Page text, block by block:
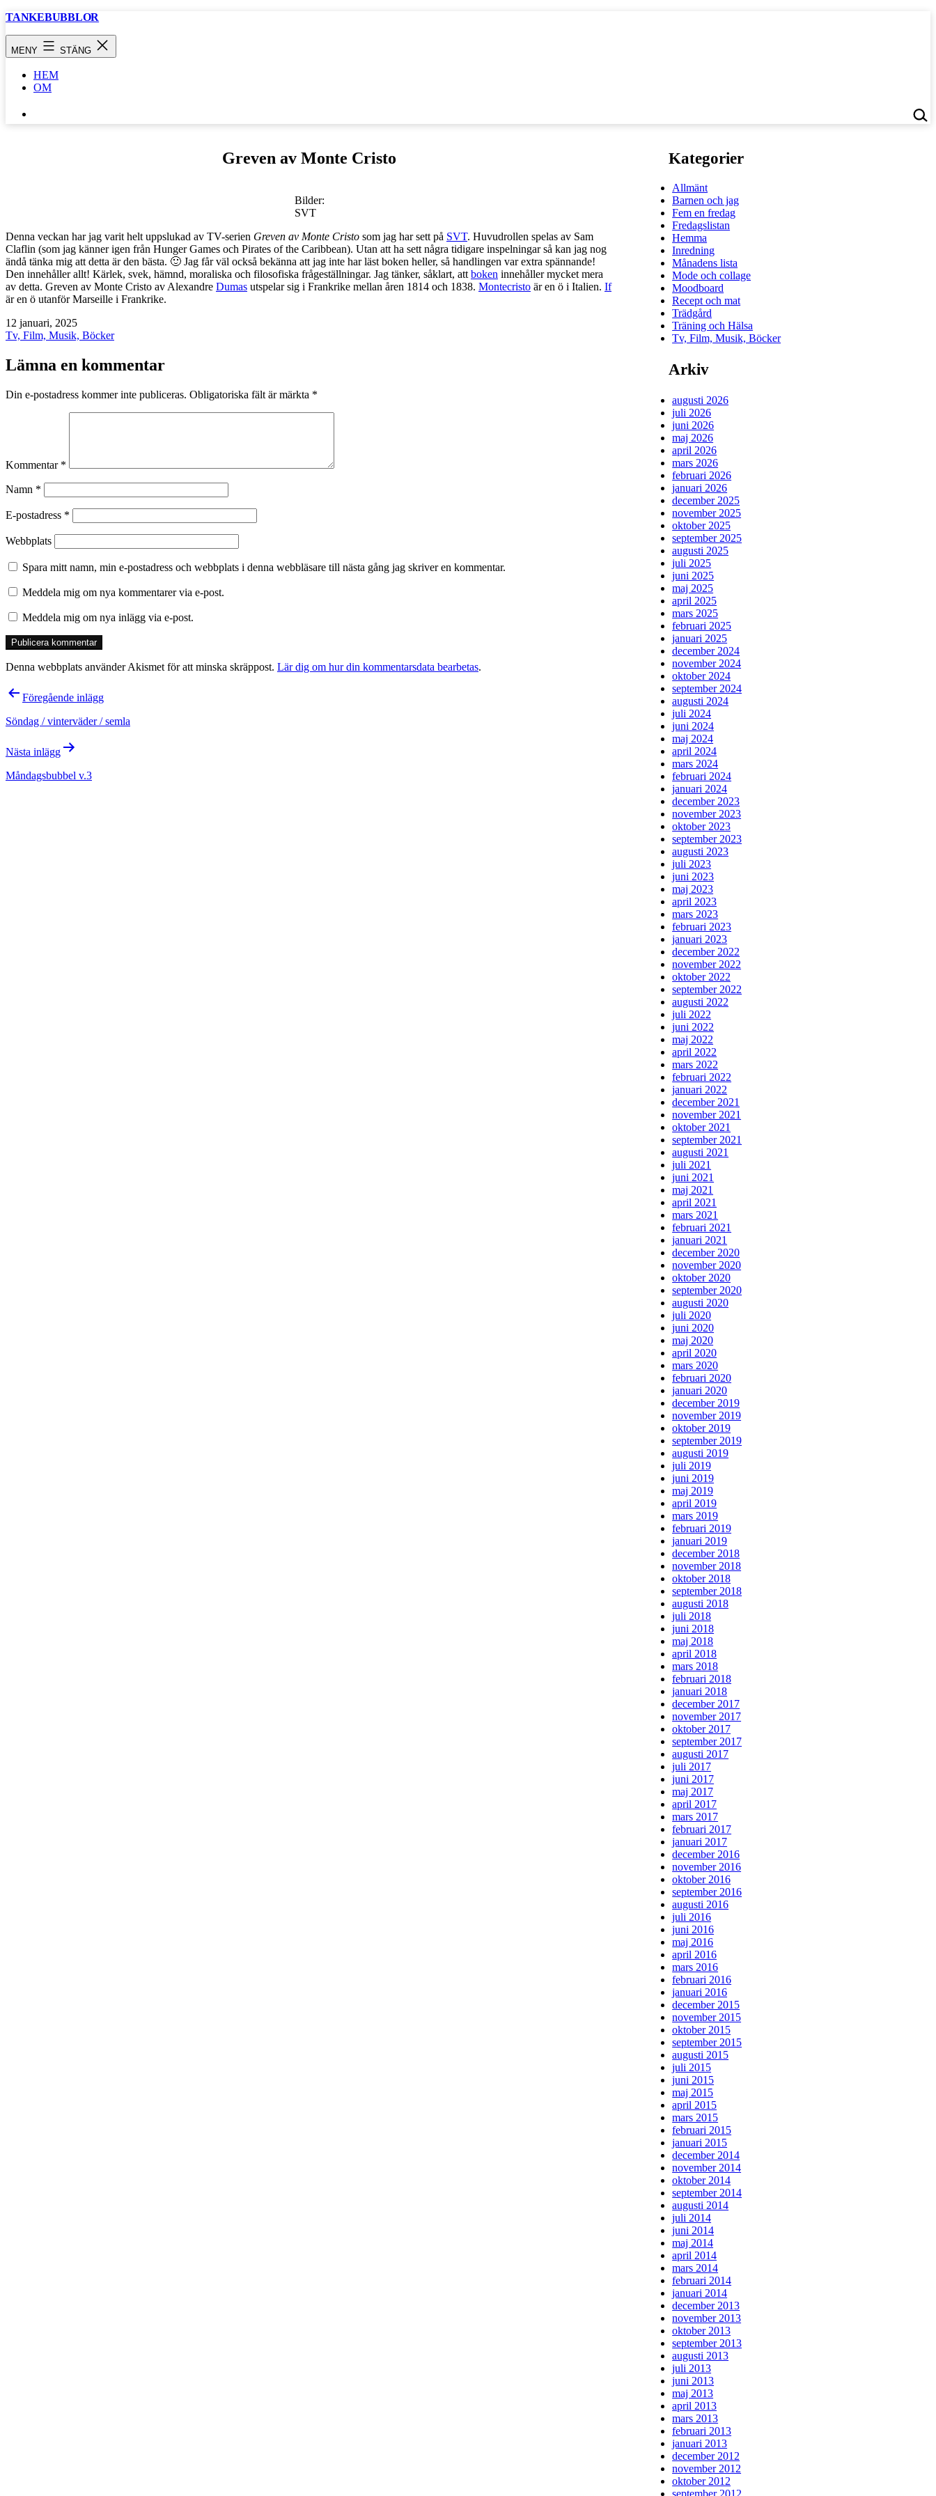
Hoppa
TANKEBUBBLOR
MENY STÄNG
HEM
OM
…
Greven av Monte Cristo
Bilder:
SVT
Denna veckan har jag varit helt uppslukad av TV-serien Greven av Monte Cristo som jag har sett på SVT. Huvudrollen spelas av Sam
Claflin (som jag känner igen från Hunger Games och Pirates of the Caribbean). Utan att ha sett några tidigare inspelningar så kan jag nog
ändå tänka mig att detta är den bästa. 🙂 Jag får väl också bekänna att jag inte har läst boken heller, så handlingen var extra spännande!
Den innehåller allt! Kärlek, svek, hämnd, moraliska och filosofiska frågeställningar. Jag tänker, såklart, att boken innehåller mycket mera
av detta. Greven av Monte Cristo av Alexandre Dumas utspelar sig i Frankrike mellan åren 1814 och 1838. Montecristo är en ö i Italien. If
är en ö utanför Marseille i Frankrike.
Publicerat
den
12 januari, 2025
Kategoriserat
Tv, Film, Musik, Böcker
Lämna en kommentar
Din e-postadress kommer inte publiceras. Obligatoriska fält är märkta *
Kommentar *
Namn *
E-postadress *
Webbplats
Spara mitt namn, min e-postadress och webbplats i denna webbläsare till nästa gång jag skriver en kommentar.
Meddela mig om nya kommentarer via e-post.
Meddela mig om nya inlägg via e-post.
Denna webbplats använder Akismet för att minska skräppost. Lär dig om hur din kommentarsdata bearbetas.
Inläggsnavigering
Föregående inlägg
Söndag / vinterväder / semla
Nästa inlägg
Måndagsbubbel v.3
Kategorier
Allmänt
Barnen och jag
Fem en fredag
Fredagslistan
Hemma
Inredning
Månadens lista
Mode och collage
Moodboard
Recept och mat
Trädgård
Träning och Hälsa
Tv, Film, Musik, Böcker
Arkiv
augusti 2026
juli 2026
juni 2026
maj 2026
april 2026
mars 2026
februari 2026
januari 2026
december 2025
november 2025
oktober 2025
september 2025
augusti 2025
juli 2025
juni 2025
maj 2025
april 2025
mars 2025
februari 2025
januari 2025
december 2024
november 2024
oktober 2024
september 2024
augusti 2024
juli 2024
juni 2024
maj 2024
april 2024
mars 2024
februari 2024
januari 2024
december 2023
november 2023
oktober 2023
september 2023
augusti 2023
juli 2023
juni 2023
maj 2023
april 2023
mars 2023
februari 2023
januari 2023
december 2022
november 2022
oktober 2022
september 2022
augusti 2022
juli 2022
juni 2022
maj 2022
april 2022
mars 2022
februari 2022
januari 2022
december 2021
november 2021
oktober 2021
september 2021
augusti 2021
juli 2021
juni 2021
maj 2021
april 2021
mars 2021
februari 2021
januari 2021
december 2020
november 2020
oktober 2020
september 2020
augusti 2020
juli 2020
juni 2020
maj 2020
april 2020
mars 2020
februari 2020
januari 2020
december 2019
november 2019
oktober 2019
september 2019
augusti 2019
juli 2019
juni 2019
maj 2019
april 2019
mars 2019
februari 2019
januari 2019
december 2018
november 2018
oktober 2018
september 2018
augusti 2018
juli 2018
juni 2018
maj 2018
april 2018
mars 2018
februari 2018
januari 2018
december 2017
november 2017
oktober 2017
september 2017
augusti 2017
juli 2017
juni 2017
maj 2017
april 2017
mars 2017
februari 2017
januari 2017
december 2016
november 2016
oktober 2016
september 2016
augusti 2016
juli 2016
juni 2016
maj 2016
april 2016
mars 2016
februari 2016
januari 2016
december 2015
november 2015
oktober 2015
september 2015
augusti 2015
juli 2015
juni 2015
maj 2015
april 2015
mars 2015
februari 2015
januari 2015
december 2014
november 2014
oktober 2014
september 2014
augusti 2014
juli 2014
juni 2014
maj 2014
april 2014
mars 2014
februari 2014
januari 2014
december 2013
november 2013
oktober 2013
september 2013
augusti 2013
juli 2013
juni 2013
maj 2013
april 2013
mars 2013
februari 2013
januari 2013
december 2012
november 2012
oktober 2012
september 2012